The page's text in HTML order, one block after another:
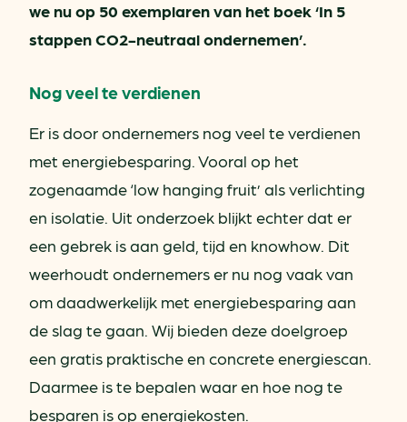
we nu op 50 exemplaren van het boek ‘In 5
stappen CO2-neutraal ondernemen’.
Nog veel te verdienen
Er is door ondernemers nog veel te verdienen
met energiebesparing. Vooral op het
zogenaamde ‘low hanging fruit’ als verlichting
en isolatie. Uit onderzoek blijkt echter dat er
een gebrek is aan geld, tijd en knowhow. Dit
weerhoudt ondernemers er nu nog vaak van
om daadwerkelijk met energiebesparing aan
de slag te gaan. Wij bieden deze doelgroep
een gratis praktische en concrete energiescan.
Daarmee is te bepalen waar en hoe nog te
besparen is op energiekosten.